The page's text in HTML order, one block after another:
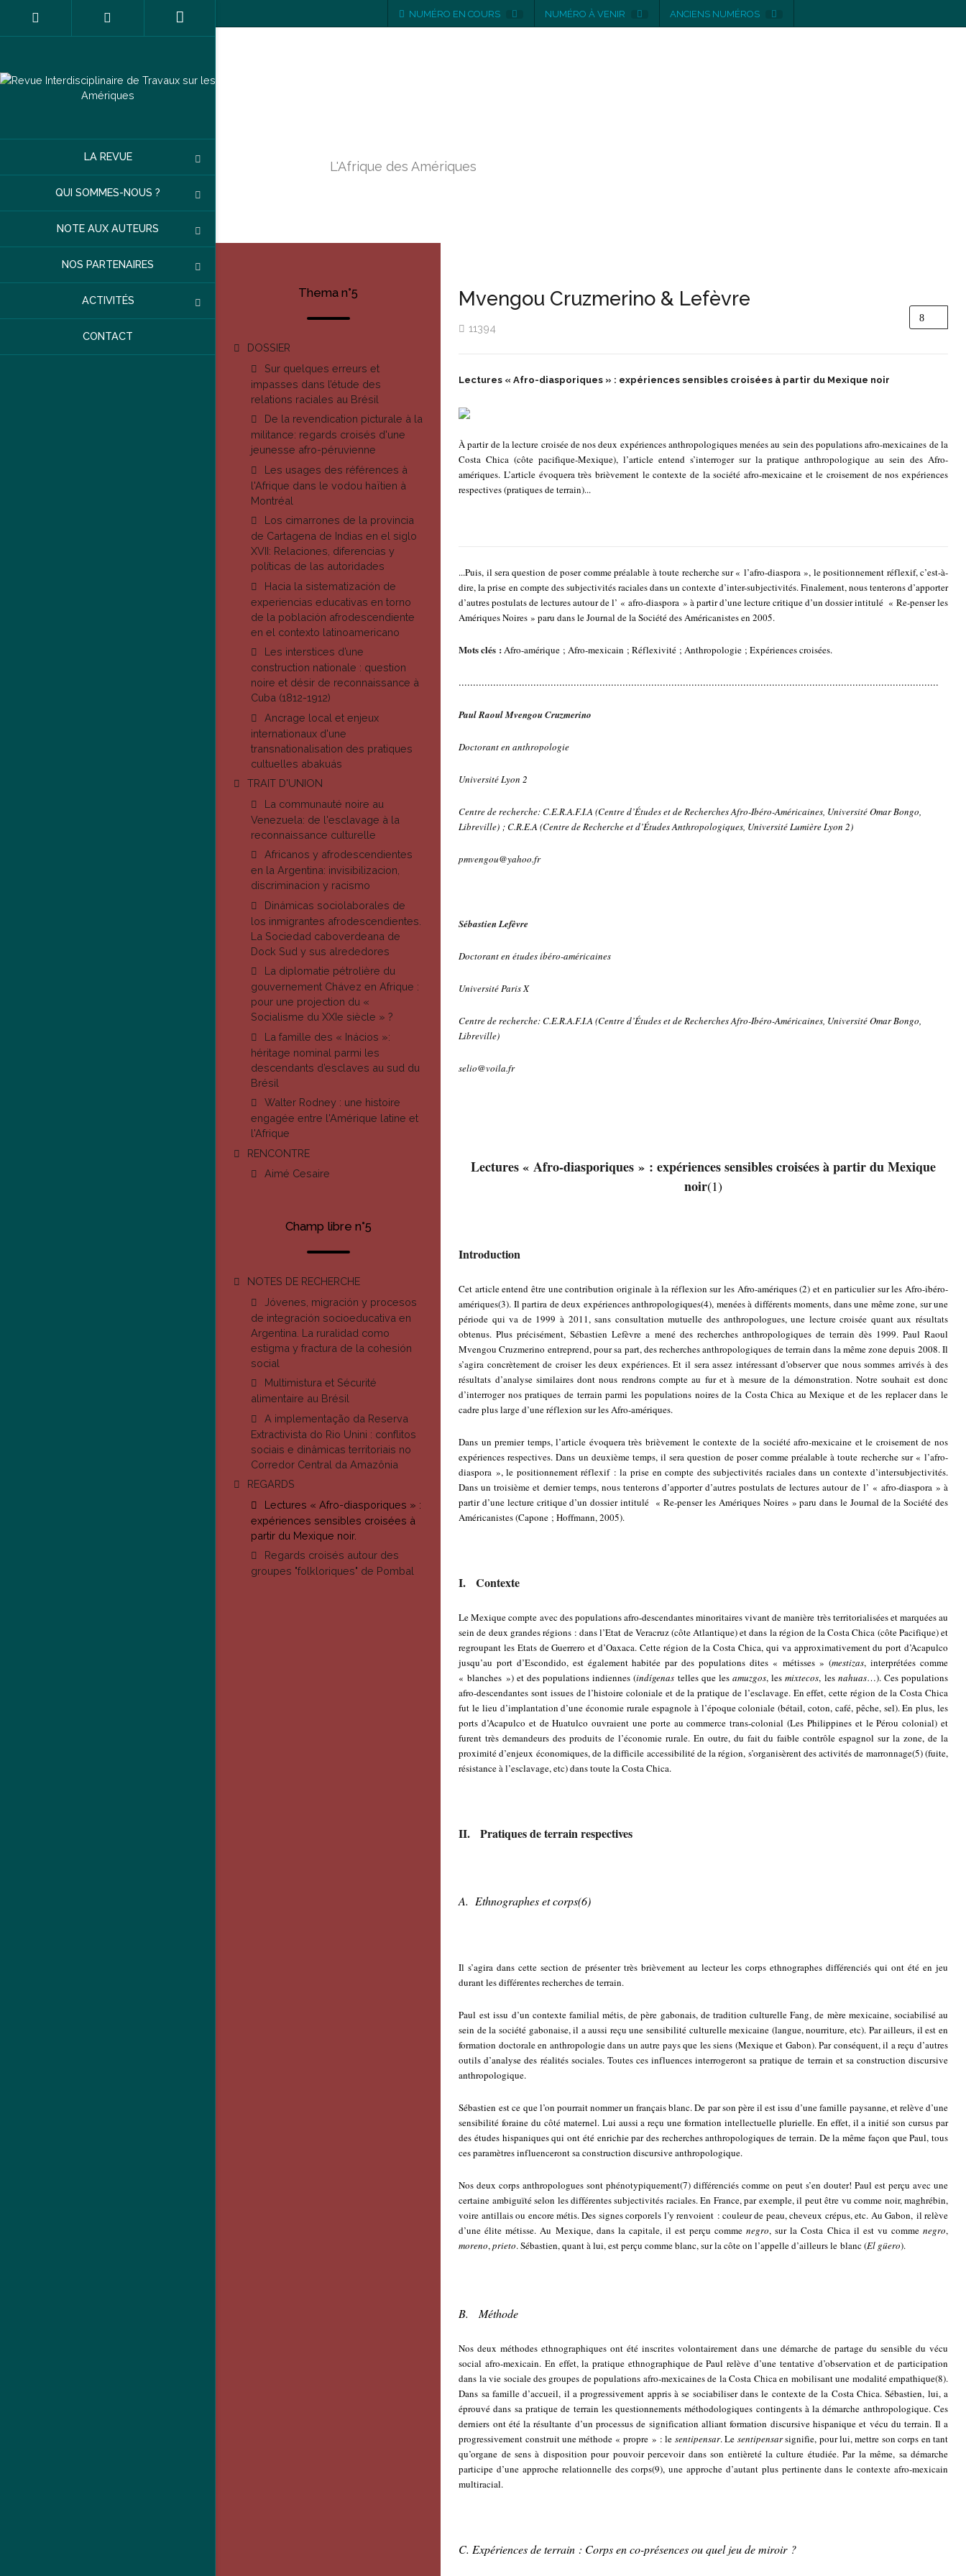
LA REVUE
QUI SOMMES-NOUS ?
NOTE AUX AUTEURS
NOS PARTENAIRES
ACTIVITÉS
CONTACT
NUMÉRO EN COURS NUMÉRO À VENIR ANCIENS NUMÉROS
L'Afrique des Amériques
Thema n°5
DOSSIER
Sur quelques erreurs et
impasses dans l’étude des
relations raciales au Brésil
De la revendication picturale à la
militance: regards croisés d'une
jeunesse afro-péruvienne
Les usages des références à
l'Afrique dans le vodou haïtien à
Montréal
Los cimarrones de la provincia
de Cartagena de Indias en el siglo
XVII: Relaciones, diferencias y
políticas de las autoridades
Hacia la sistematización de
experiencias educativas en torno
de la población afrodescendiente
en el contexto latinoamericano
Les interstices d’une
construction nationale : question
noire et désir de reconnaissance à
Cuba (1812-1912)
Ancrage local et enjeux
internationaux d'une
transnationalisation des pratiques
cultuelles abakuás
TRAIT D'UNION
La communauté noire au
Venezuela: de l'esclavage à la
reconnaissance culturelle
Africanos y afrodescendientes
en la Argentina: invisibilizacion,
discriminacion y racismo
Dinámicas sociolaborales de
los inmigrantes afrodescendientes.
La Sociedad caboverdeana de
Dock Sud y sus alrededores
La diplomatie pétrolière du
gouvernement Chávez en Afrique :
pour une projection du «
Socialisme du XXIe siècle » ?
La famille des « Inácios »:
héritage nominal parmi les
descendants d’esclaves au sud du
Brésil
Walter Rodney : une histoire
engagée entre l'Amérique latine et
l'Afrique
RENCONTRE
Aimé Cesaire
Champ libre n°5
NOTES DE RECHERCHE
Jóvenes, migración y procesos
de integración socioeducativa en
Argentina. La ruralidad como
estigma y fractura de la cohesión
social
Multimistura et Sécurité
alimentaire au Brésil
A implementação da Reserva
Extractivista do Rio Unini : conflitos
sociais e dinâmicas territoriais no
Corredor Central da Amazônia
REGARDS
Lectures « Afro-diasporiques » :
expériences sensibles croisées à
partir du Mexique noir.
Regards croisés autour des
groupes "folkloriques" de Pombal
Mvengou Cruzmerino & Lefèvre
11394
Lectures « Afro-diasporiques » : expériences sensibles croisées à partir du Mexique noir
À partir de la lecture croisée de nos deux expériences anthropologiques menées au sein des populations afro-mexicaines de la
Costa Chica (côte pacifique-Mexique), l’article entend s’interroger sur la pratique anthropologique au sein des Afro-
amériques. L’article évoquera très brièvement le contexte de la société afro-mexicaine et le croisement de nos expériences
respectives (pratiques de terrain)...
...Puis, il sera question de poser comme préalable à toute recherche sur « l’afro-diaspora », le positionnement réflexif, c’est-à-
dire, la prise en compte des subjectivités raciales dans un contexte d’inter-subjectivités. Finalement, nous tenterons d’apporter
d’autres postulats de lectures autour de l’ « afro-diaspora » à partir d’une lecture critique d’un dossier intitulé « Re-penser les
Amériques Noires » paru dans le Journal de la Société des Américanistes en 2005.
Mots clés :Afro-amérique ; Afro-mexicain ; Réflexivité ; Anthropologie ; Expériences croisées.
.......................................................................................................................................................................
Paul Raoul Mvengou Cruzmerino
Doctorant en anthropologie
Université Lyon 2
Centre de recherche: C.E.R.A.F.I.A (Centre d’Études et de Recherches Afro-Ibéro-Américaines, Université Omar Bongo,
Libreville) ; C.R.E.A (Centre de Recherche et d’Études Anthropologiques, Université Lumière Lyon 2)
pmvengou@yahoo.fr
Sébastien Lefèvre
Doctorant en études ibéro-américaines
Université Paris X
Centre de recherche: C.E.R.A.F.I.A (Centre d’Études et de Recherches Afro-Ibéro-Américaines, Université Omar Bongo,
Libreville)
selio@voila.fr
Lectures « Afro-diasporiques » : expériences sensibles croisées à partir du Mexique
noir(1)
Introduction
Cet article entend être une contribution originale à la réflexion sur les Afro-amériques(2) et en particulier sur les Afro-ibéro-
amériques(3). Il partira de deux expériences anthropologiques(4), menées à différents moments, dans une même zone, sur une
période qui va de 1999 à 2011, sans consultation mutuelle des anthropologues, une lecture croisée quant aux résultats
obtenus. Plus précisément, Sébastien Lefèvre a mené des recherches anthropologiques de terrain dès 1999. Paul Raoul
Mvengou Cruzmerino entreprend, pour sa part, des recherches anthropologiques de terrain dans la même zone depuis 2008. Il
s’agira concrètement de croiser les deux expériences. Et il sera assez intéressant d’observer que nous sommes arrivés à des
résultats d’analyse similaires dont nous rendrons compte au fur et à mesure de la démonstration. Notre souhait est donc
d’interroger nos pratiques de terrain parmi les populations noires de la Costa Chica au Mexique et de les replacer dans le
cadre plus large d’une réflexion sur les Afro-amériques.
Dans un premier temps, l’article évoquera très brièvement le contexte de la société afro-mexicaine et le croisement de nos
expériences respectives. Dans un deuxième temps, il sera question de poser comme préalable à toute recherche sur « l’afro-
diaspora », le positionnement réflexif : la prise en compte des subjectivités raciales dans un contexte d’intersubjectivités.
Dans un troisième et dernier temps, nous tenterons d’apporter d’autres postulats de lectures autour de l’ « afro-diaspora » à
partir d’une lecture critique d’un dossier intitulé « Re-penser les Amériques Noires » paru dans le Journal de la Société des
Américanistes (Capone ; Hoffmann, 2005).
I. Contexte
Le Mexique compte avec des populations afro-descendantes minoritaires vivant de manière très territorialisées et marquées au
sein de deux grandes régions : dans l’Etat de Veracruz (côte Atlantique) et dans la région de la Costa Chica (côte Pacifique) et
regroupant les Etats de Guerrero et d’Oaxaca. Cette région de la Costa Chica, qui va approximativement du port d’Acapulco
jusqu’au port d’Escondido, est également habitée par des populations dites « métisses » (mestizas, interprétées comme
« blanches ») et des populations indiennes (indígenas telles que lesamuzgos, lesmixtecos, les nahuas…). Ces populations
afro-descendantes sont issues de l’histoire coloniale et de la pratique de l’esclavage. En effet, cette région de la Costa Chica
fut le lieu d’implantation d’une économie rurale espagnole à l’époque coloniale (bétail, coton, café, pêche, sel). En plus, les
ports d’Acapulco et de Huatulco ouvraient une porte au commerce trans-colonial (Les Philippines et le Pérou colonial) et
furent très demandeurs des produits de l’économie rurale. En outre, du fait du faible contrôle espagnol sur la zone, de la
proximité d’enjeux économiques, de la difficile accessibilité de la région, s’organisèrent des activités de marronnage(5)(fuite,
résistance à l’esclavage, etc) dans toute la Costa Chica.
II. Pratiques de terrain respectives
A. Ethnographes et corps(6)
Il s’agira dans cette section de présenter très brièvement au lecteur les corps ethnographes différenciés qui ont été en jeu
durant les différentes recherches de terrain.
Paul est issu d’un contexte familial métis, de père gabonais, de tradition culturelle Fang, de mère mexicaine, sociabilisé au
sein de la société gabonaise, il a aussi reçu une sensibilité culturelle mexicaine (langue, nourriture, etc). Par ailleurs, il est en
formation doctorale en anthropologie dans un autre pays que les siens (Mexique et Gabon). Par conséquent, il a reçu d’autres
outils d’analyse des réalités sociales. Toutes ces influences interrogeront sa pratique de terrain et sa construction discursive
anthropologique.
Sébastien est ce que l’on pourrait nommer un français blanc. De par son père il est issu d’une famille paysanne, et relève d’une
sensibilité foraine du côté maternel. Lui aussi a reçu une formation intellectuelle plurielle. En effet, il a initié son cursus par
des études hispaniques qui ont été enrichie par des recherches anthropologiques de terrain. De la même façon que Paul, tous
ces paramètres influenceront sa construction discursive anthropologique.
Nos deux corps anthropologues sont phénotypiquement(7) différenciés comme on peut s’en douter! Paul est perçu avec une
certaine ambiguïté selon les différentes subjectivités raciales. En France, par exemple, il peut être vu comme noir, maghrébin,
voire antillais ou encore métis. Des signes corporels l’y renvoient : couleur de peau, cheveux crépus, etc. Au Gabon, il relève
d’une élite métisse. Au Mexique, dans la capitale, il est perçu commenegro, sur la Costa Chica il est vu comme negro,
moreno,prieto. Sébastien, quant à lui, est perçu comme blanc, sur la côte on l’appelle d’ailleurs le blanc (El güero).
B. Méthode
Nos deux méthodes ethnographiques ont été inscrites volontairement dans une démarche de partage du sensible du vécu
social afro-mexicain. En effet, la pratique ethnographique de Paul relève d’une tentative d’observation et de participation
dans la vie sociale des groupes de populations afro-mexicaines de la Costa Chica en mobilisant une modalité empathique(8).
Dans sa famille d’accueil, il a progressivement appris à se sociabiliser dans le contexte de la Costa Chica. Sébastien, lui, a
éprouvé dans sa pratique de terrain les questionnements méthodologiques contingents à la démarche anthropologique. Ces
derniers ont été la résultante d’un processus de signification alliant formation discursive hispanique et vécu du terrain. Il a
progressivement construit une méthode « propre » : le sentipensar. Le sentipensarsignifie, pour lui, mettre son corps en tant
qu’organe de sens à disposition pour pouvoir percevoir dans son entièreté la culture étudiée. Par la même, sa démarche
participe d’une approche relationnelle des corps(9), une approche d’autant plus pertinente dans le contexte afro-mexicain
multiracial.
C. Expériences de terrain : Corps en co-présences ou quel jeu de miroir ?